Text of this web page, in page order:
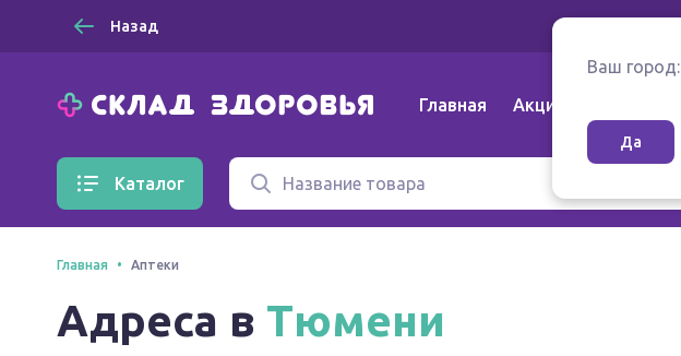
Назад
Главная Акции
Каталог
Ваш город:
Да
Главная Аптеки
Адреса в Тюмени